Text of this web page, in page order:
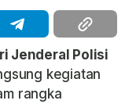
Jenderal Polisi
kegiatan
rangka